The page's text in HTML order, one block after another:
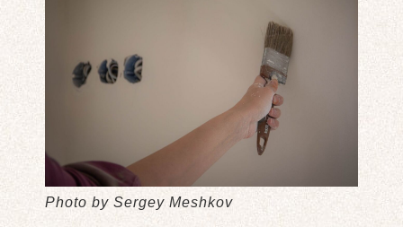
Photo by Sergey Meshkov